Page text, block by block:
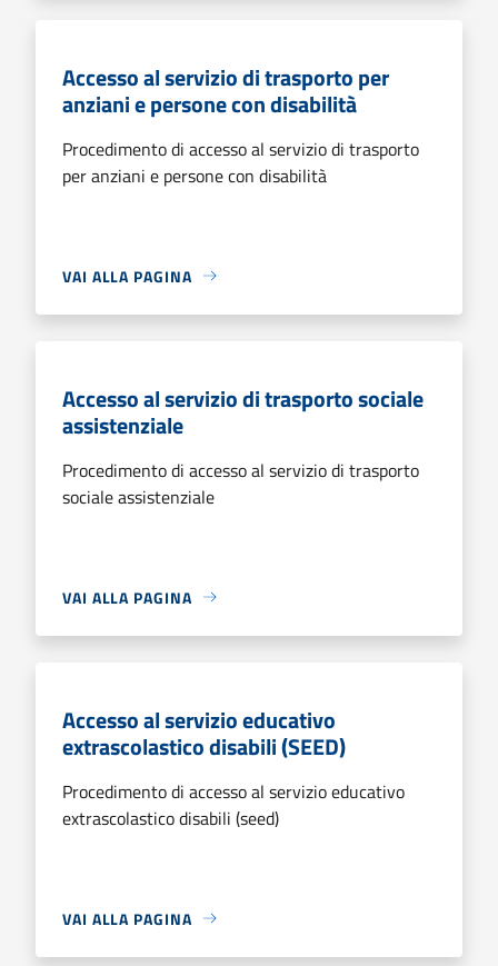
Accesso al servizio di trasporto per
anziani e persone con disabilità
Procedimento di accesso al servizio di trasporto
per anziani e persone con disabilità
VAI ALLA PAGINA
Accesso al servizio di trasporto sociale
assistenziale
Procedimento di accesso al servizio di trasporto
sociale assistenziale
VAI ALLA PAGINA
Accesso al servizio educativo
extrascolastico disabili (SEED)
Procedimento di accesso al servizio educativo
extrascolastico disabili (seed)
VAI ALLA PAGINA